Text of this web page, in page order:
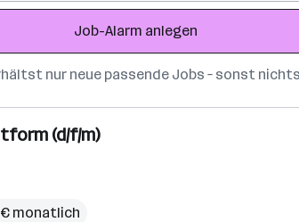
Job-Alarm anlegen
nur neue passende Jobs – sonst
(d/f/m)
€ monatlich